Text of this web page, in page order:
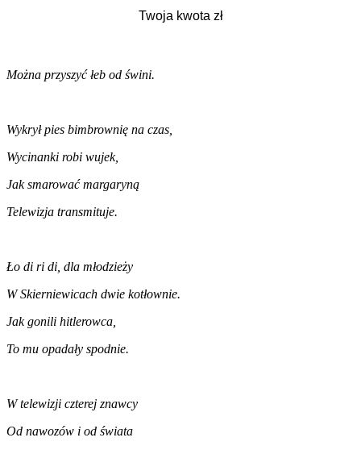
Można przyszyć łeb od świni.
Wykrył pies bimbrownię na czas,
Wycinanki robi wujek,
Jak smarować margaryną
Telewizja transmituje.
Ło di ri di, dla młodzieży
W Skierniewicach dwie kotłownie.
Jak gonili hitlerowca,
To mu opadały spodnie.
W telewizji czterej znawcy
Od nawozów i od świata